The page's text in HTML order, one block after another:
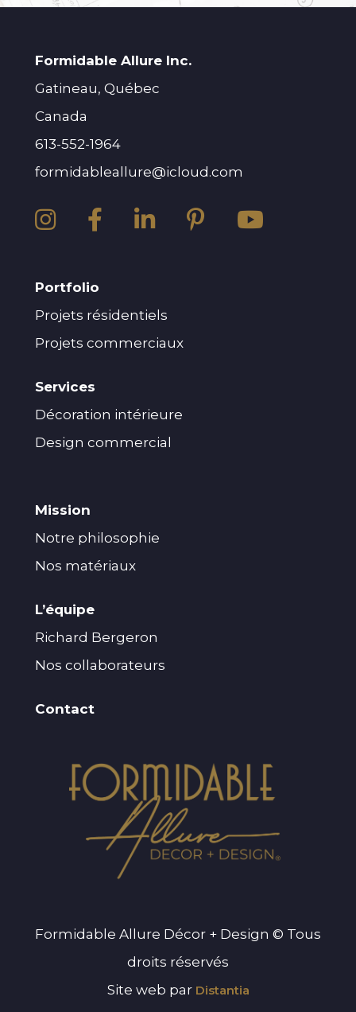
Formidable Allure Inc.
Gatineau, Québec
Canada
613-552-1964
formidableallure@icloud.com
Portfolio
Projets résidentiels
Projets commerciaux
Services
Décoration intérieure
Design commercial
Mission
Notre philosophie
Nos matériaux
L’équipe
Richard Bergeron
Nos collaborateurs
Contact
Formidable Allure Décor + Design © Tous
droits réservés
Site web par Distantia